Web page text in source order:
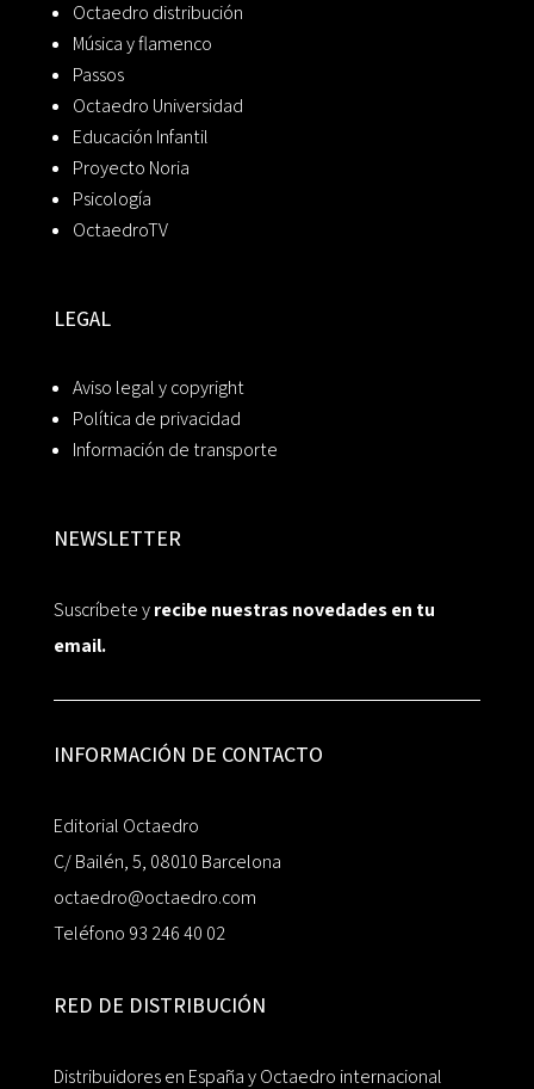
Octaedro distribución
Música y flamenco
Passos
Octaedro Universidad
Educación Infantil
Proyecto Noria
Psicología
OctaedroTV
LEGAL
Aviso legal y copyright
Política de privacidad
Información de transporte
NEWSLETTER
Suscríbete yrecibe nuestras novedades en tu
email.
INFORMACIÓN DE CONTACTO
Editorial Octaedro
C/ Bailén, 5, 08010 Barcelona
octaedro@octaedro.com
Teléfono 93 246 40 02
RED DE DISTRIBUCIÓN
Distribuidores en España y Octaedro internacional